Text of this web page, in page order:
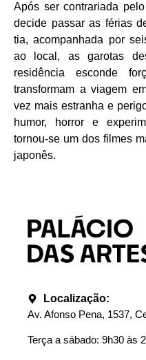
Após ser contrariada
decide passar as férias
tia, acompanhada por
ao local, as garotas
residência esconde
transformam a viagem
vez mais estranha e
humor, horror e
tornou-se um dos filmes
japonês.
Localização:
Av. Afonso Pena, 1537,
Terça a sábado: 9h30 às